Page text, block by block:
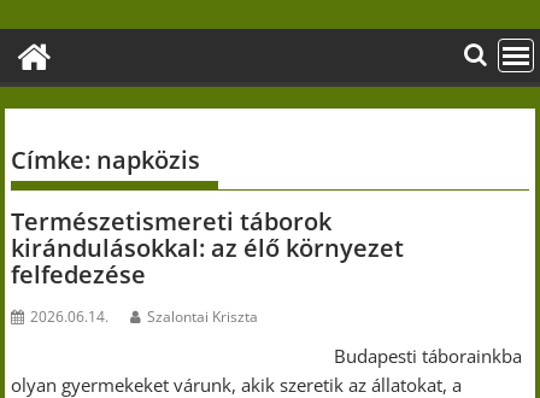
content
Címke: napközis
Természetismereti táborok
kirándulásokkal: az élő környezet
felfedezése
2026.06.14. Szalontai Kriszta
Budapesti táborainkba
olyan gyermekeket várunk, akik szeretik az állatokat, a